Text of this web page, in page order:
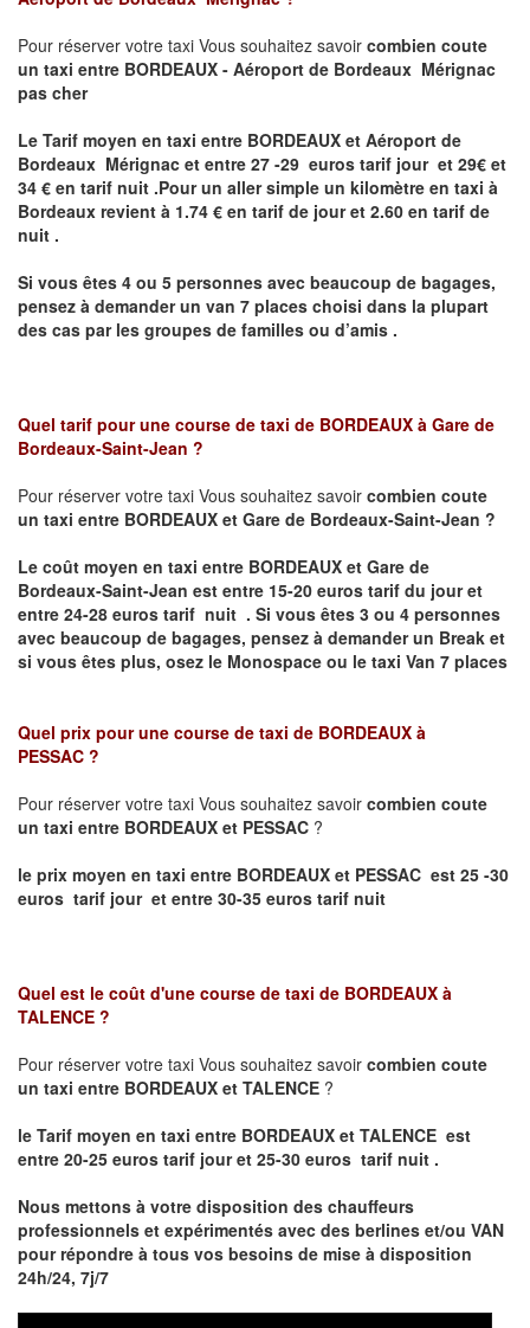
Pour réserver votre taxi Vous souhaitez savoir combien coute
un taxi entre BORDEAUX - Aéroport de Bordeaux Mérignac
pas cher
Le Tarif moyen en taxi entre BORDEAUX et Aéroport de
Bordeaux Mérignac et entre 27 -29 euros tarif jour et 29€ et
34 € en tarif nuit .Pour un aller simple un kilomètre en taxi à
Bordeaux revient à 1.74 € en tarif de jour et 2.60 en tarif de
nuit .
Si vous êtes 4 ou 5 personnes avec beaucoup de bagages,
pensez à demander un van 7 places choisi dans la plupart
des cas par les groupes de familles ou d’amis .
Quel tarif pour une course de taxi de BORDEAUX à Gare de
Bordeaux-Saint-Jean ?
Pour réserver votre taxi Vous souhaitez savoir combien coute
un taxi entre BORDEAUX et Gare de Bordeaux-Saint-Jean ?
Le coût moyen en taxi entre BORDEAUX et Gare de
Bordeaux-Saint-Jean est entre 15-20 euros tarif du jour et
entre 24-28 euros tarif nuit . Si vous êtes 3 ou 4 personnes
avec beaucoup de bagages, pensez à demander un Break et
si vous êtes plus, osez le Monospace ou le taxi Van 7 places
Quel prix pour une course de taxi de BORDEAUX à
PESSAC ?
Pour réserver votre taxi Vous souhaitez savoir combien coute
un taxi entre BORDEAUX et PESSAC ?
le prix moyen en taxi entre BORDEAUX et PESSAC est 25 -30
euros tarif jour et entre 30-35 euros tarif nuit
Quel est le coût d'une course de taxi de BORDEAUX à
TALENCE ?
Pour réserver votre taxi Vous souhaitez savoir combien coute
un taxi entre BORDEAUX et TALENCE ?
le Tarif moyen en taxi entre BORDEAUX et TALENCE est
entre 20-25 euros tarif jour et 25-30 euros tarif nuit .
Nous mettons à votre disposition des chauffeurs
professionnels et expérimentés avec des berlines et/ou VAN
pour répondre à tous vos besoins de mise à disposition
24h/24, 7j/7